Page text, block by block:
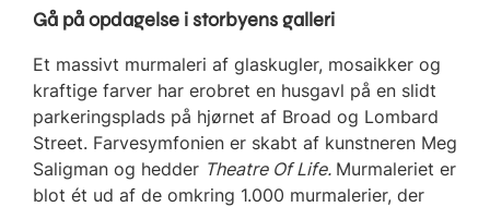
Gå på opdagelse i storbyens galleri
Et massivt murmaleri af glaskugler, mosaikker og
kraftige farver har erobret en husgavl på en slidt
parkeringsplads på hjørnet af Broad og Lombard
Street. Farvesymfonien er skabt af kunstneren Meg
Saligman og hedder Theatre Of Life. Murmaleriet er
blot ét ud af de omkring 1.000 murmalerier, der